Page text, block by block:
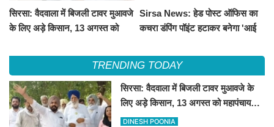
सिरसा: वैदवाला में बिजली टावर मुआवजे
के लिए अड़े किसान, 13 अगस्त को
Sirsa News: हेड पोस्ट ऑफिस का
कचरा डंपिंग पॉइंट हटाकर बनेगा 'आई
TRENDING TODAY
सिरसा: वैदवाला में बिजली टावर मुआवजे के
लिए अड़े किसान, 13 अगस्त को महापंचायत
का ऐलान
DINESH POONIA